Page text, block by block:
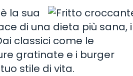
la sua
di una dieta più sana,
classici come le
gratinate e i burger
stile di vita.